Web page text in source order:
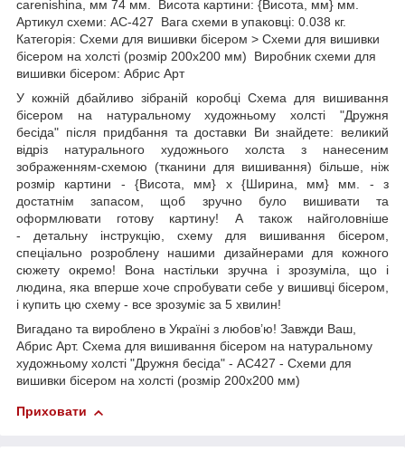
carenishina, мм 74 мм. Висота картини: {Висота, мм} мм.
Артикул схеми: AC-427 Вага схеми в упаковці: 0.038 кг.
Категорія: Схеми для вишивки бісером > Схеми для вишивки
бісером на холсті (розмір 200х200 мм) Виробник схеми для
вишивки бісером: Абрис Арт
У кожній дбайливо зібраній коробці Схема для вишивання
бісером на натуральному художньому холсті "Дружня
бесіда" після придбання та доставки Ви знайдете: великий
відріз натурального художнього холста з нанесеним
зображенням-схемою (тканини для вишивання) більше, ніж
розмір картини - {Висота, мм} х {Ширина, мм} мм. - з
достатнім запасом, щоб зручно було вишивати та
оформлювати готову картину! А також найголовніше
- детальну інструкцію, схему для вишивання бісером,
спеціально розроблену нашими дизайнерами для кожного
сюжету окремо! Вона настільки зручна і зрозуміла, що і
людина, яка вперше хоче спробувати себе у вишивці бісером,
і купить цю схему - все зрозуміє за 5 хвилин!
Вигадано та вироблено в Україні з любов’ю! Завжди Ваш,
Абрис Арт. Схема для вишивання бісером на натуральному
художньому холсті "Дружня бесіда" - AC427 - Схеми для
вишивки бісером на холсті (розмір 200х200 мм)
Приховати